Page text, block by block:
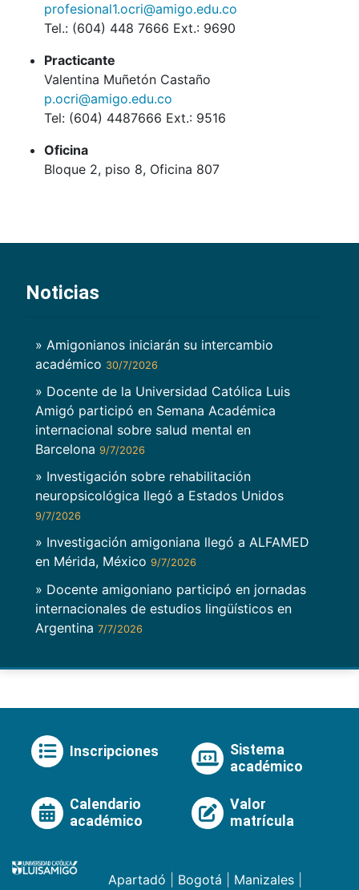
profesional1.ocri@amigo.edu.co
Tel.: (604) 448 7666 Ext.: 9690
Practicante
Valentina Muñetón Castaño
p.ocri@amigo.edu.co
Tel: (604) 4487666 Ext.: 9516
Oficina
Bloque 2, piso 8, Oficina 807
Noticias
» Amigonianos iniciarán su intercambio
académico 30/7/2026
» Docente de la Universidad Católica Luis
Amigó participó en Semana Académica
internacional sobre salud mental en
Barcelona 9/7/2026
» Investigación sobre rehabilitación
neuropsicológica llegó a Estados Unidos
9/7/2026
» Investigación amigoniana llegó a ALFAMED
en Mérida, México 9/7/2026
» Docente amigoniano participó en jornadas
internacionales de estudios lingüísticos en
Argentina 7/7/2026
Inscripciones
Sistema
académico
Calendario
académico
Valor
matrícula
Apartadó Bogotá Manizales